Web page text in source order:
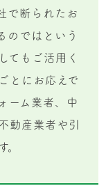
で断られたお
のではという
てもご活用く
とにお応えで
ーム業者、中
動産業者や引
。